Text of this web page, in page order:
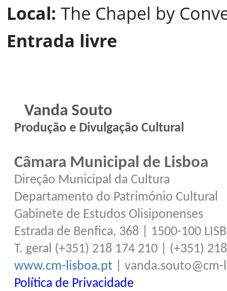
Local: The Chapel by
Entrada livre
Vanda Souto
Produção e Divulgação Cultural
Câmara Municipal de Lisboa
Direção Municipal da Cultura
Departamento do Património Cultural
Gabinete de Estudos Olisiponenses
Estrada de Benfica, 368 | 1500-100
T. geral (+351) 218 174 210 | (+351)
www.cm-lisboa.pt |
Política de Privacidade